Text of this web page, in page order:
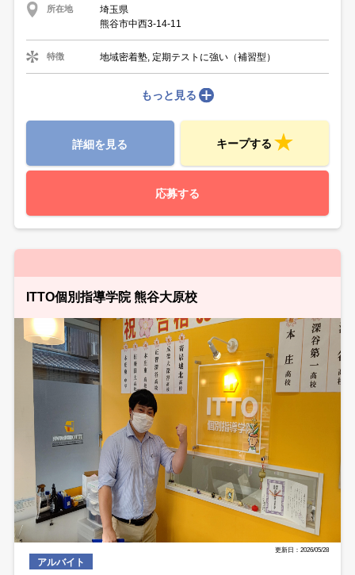
所在地
埼玉県
熊谷市中西3-14-11
特徴 地域密着塾, 定期テストに強い（補習型）
もっと見る
詳細を見る キープする
応募する
ITTO個別指導学院 熊谷大原校
更新日：2026/05/28
アルバイト